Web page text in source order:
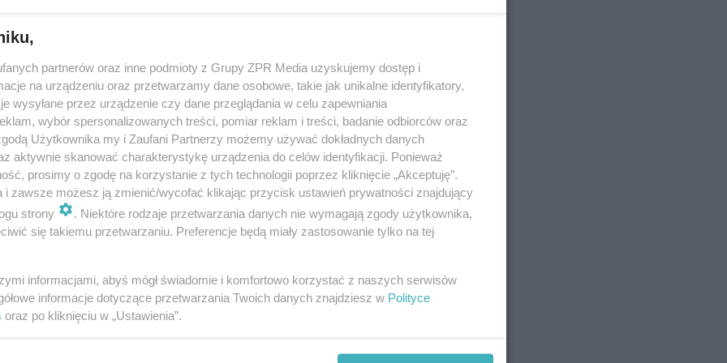
za zabicie Anastazji grozi dożywocie
27-letniej Polki na greckiej wyspie Kos oskarżonemu Salahuddinowi S. z
grozi dożywocie - powiedział w rozmowie z George Kalliakmanis, szef związku
południowo-wsc…
dodano 26-6-2023
Anastazji. Banglijczyk wciąż nie przyznaje się do winy
partnerów oraz inne podmioty z Grupy ZPR Media uzyskujemy dostęp i
na urządzeniu oraz przetwarzamy dane osobowe, takie jak unikalne identyfikatory,
wysyłane przez urządzenie czy dane przeglądania w celu zapewniania
wybór spersonalizowanych treści, pomiar reklam i treści, badanie odbiorców oraz
Użytkownika my i Zaufani Partnerzy możemy używać dokładnych danych
aktywnie skanować charakterystykę urządzenia do celów identyfikacji. Ponieważ
prosimy o zgodę na korzystanie z tych technologii poprzez kliknięcie „Akceptuję”.
i zawsze możesz ją zmienić/wycofać klikając przycisk ustawień prywatności znajdujący
strony
. Niektóre rodzaje przetwarzania danych nie wymagają zgody użytkownika,
się takiemu przetwarzaniu. Preferencje będą miały zastosowanie tylko na tej
informacjami, abyś mógł świadomie i komfortowo korzystać z naszych serwisów
informacje dotyczące przetwarzania Twoich danych znajdziesz w Polityce
oraz po kliknięciu w „Ustawienia”.